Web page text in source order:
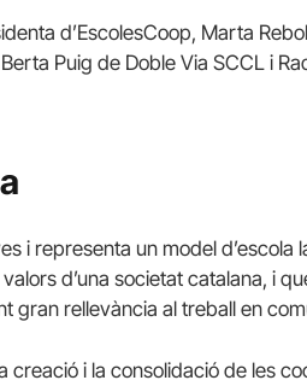
d’EscolesCoop, Marta
Puig de Doble Via SCCL i
i representa un model d’escola
d’una societat catalana, i
gran rellevància al treball en
creació i la consolidació de les